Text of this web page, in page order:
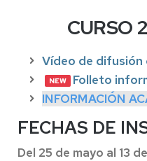
CURSO
Vídeo de difusión
Folleto
INFORMACIÓN
FECHAS DE
Del 25 de mayo al 13